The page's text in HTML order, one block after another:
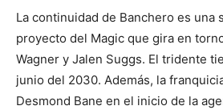
La continuidad de Banchero es una
proyecto del Magic que gira en
Wagner y Jalen Suggs. El tridente
junio del 2030. Además, la
Desmond Bane en el inicio de la